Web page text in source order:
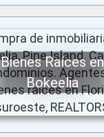
Bienes Raíces en
Bokeelia